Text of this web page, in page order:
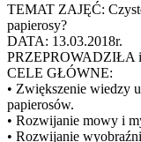
TEMAT ZAJĘĆ:
papierosy?
DATA: 13.03.2018r.
PRZEPROWADZIŁA
CELE GŁÓWNE:
• Zwiększenie wiedzy
papierosów.
• Rozwijanie mowy i
• Rozwijanie